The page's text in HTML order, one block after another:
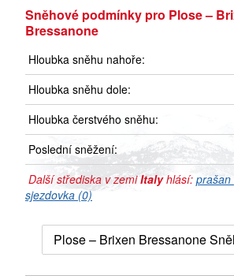
Sněhové podmínky pro Plose –
Bressanone
Hloubka sněhu nahoře:
Hloubka sněhu dole:
Hloubka čerstvého sněhu:
Poslední sněžení:
Další střediska v zemiItalyhlásí: prašan
sjezdovka (0)
Plose – Brixen Bressanone